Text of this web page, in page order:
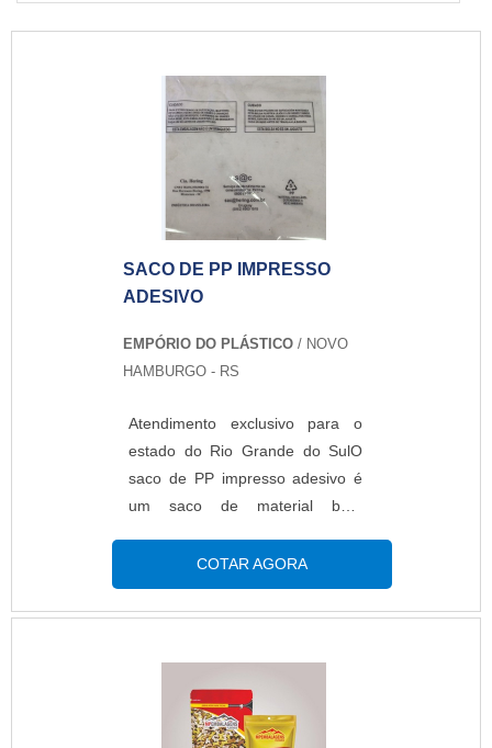
SACO DE PP IMPRESSO
ADESIVO
EMPÓRIO DO PLÁSTICO / NOVO
HAMBURGO - RS
Atendimento exclusivo para o
estado do Rio Grande do SulO
saco de PP impresso adesivo é
um saco de material bem
personalizado impresso com a
marca e o logo da empresa. O
produto realça e valoriza ainda
aba adesiva, facilita o manuseio,
podendo abrir e fechar várias
COTAR AGORA